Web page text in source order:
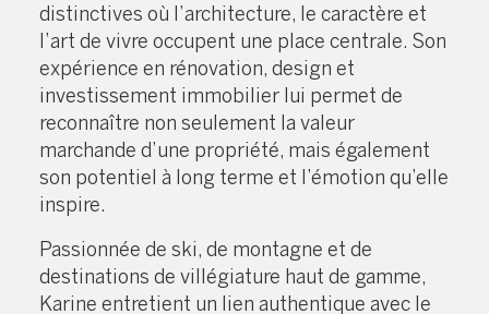
distinctives où l’architecture, le caractère et
l’art de vivre occupent une place centrale. Son
expérience en rénovation, design et
investissement immobilier lui permet de
reconnaître non seulement la valeur
marchande d’une propriété, mais également
son potentiel à long terme et l’émotion qu’elle
inspire.
Passionnée de ski, de montagne et de
destinations de villégiature haut de gamme,
Karine entretient un lien authentique avec le